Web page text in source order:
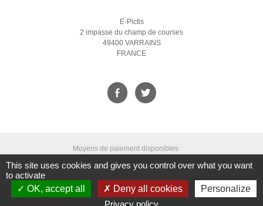
E-Pictis
2 impasse du champ de courses
49400 VARRAINS
FRANCE
Moyens de paiement disponibles
Qui sommes-nous ? CGV Mentions légales | Droit à l'oubli | Nous
contacter | Gestion des cookies | Accessibilité | Crédits | Plan du site
This site uses cookies and gives you control over what you want
to activate
OK, accept all
Deny all cookies
Personalize
Privacy policy